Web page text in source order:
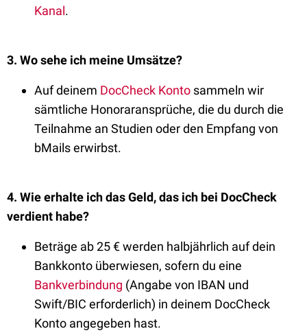
Kanal.
3. Wo sehe ich meine Umsätze?
Auf deinem DocCheck Konto sammeln wir
sämtliche Honoraransprüche, die du durch die
Teilnahme an Studien oder den Empfang von
bMails erwirbst.
4. Wie erhalte ich das Geld, das ich bei DocCheck
verdient habe?
Beträge ab 25 € werden halbjährlich auf dein
Bankkonto überwiesen, sofern du eine
Bankverbindung (Angabe von IBAN und
Swift/BIC erforderlich) in deinem DocCheck
Konto angegeben hast.